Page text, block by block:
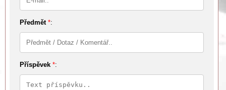
Předmět *:
Příspěvek *: